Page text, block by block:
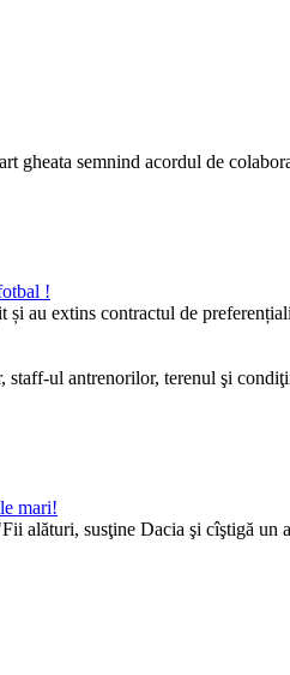
gheata semnind acordul de
!
au extins contractul de
ul antrenorilor, terenul şi
mari!
alături, susţine Dacia şi cîştigă un